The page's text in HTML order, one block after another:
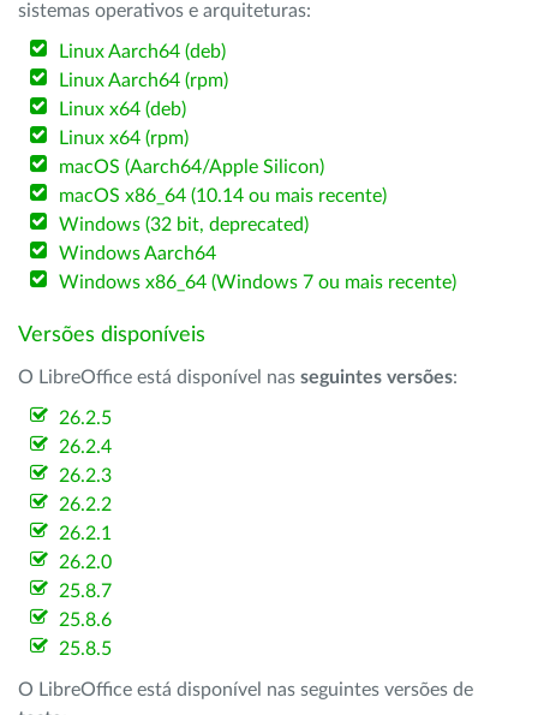
sistemas operativos e arquiteturas:
Linux Aarch64 (deb)
Linux Aarch64 (rpm)
Linux x64 (deb)
Linux x64 (rpm)
macOS (Aarch64/Apple Silicon)
macOS x86_64 (10.14 ou mais recente)
Windows (32 bit, deprecated)
Windows Aarch64
Windows x86_64 (Windows 7 ou mais recente)
Versões disponíveis
O LibreOffice está disponível nas seguintes versões:
26.2.5
26.2.4
26.2.3
26.2.2
26.2.1
26.2.0
25.8.7
25.8.6
25.8.5
O LibreOffice está disponível nas seguintes versões de